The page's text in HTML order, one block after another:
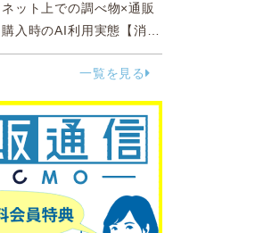
ネット上での調べ物×通販
購入時のAI利用実態【消費
者調査 2025】
一覧を見る